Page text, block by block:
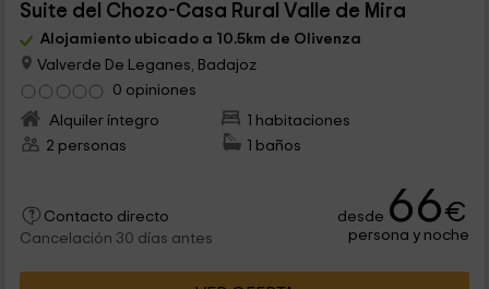
Suite del Chozo-Casa Rural Valle de Mira
Alojamiento ubicado a 10.5km de Olivenza
Valverde De Leganes, Badajoz
0 opiniones
Alquiler íntegro
1 habitaciones
2 personas
1 baños
Contacto directo
Cancelación 30 días antes
desde 66€
persona y noche